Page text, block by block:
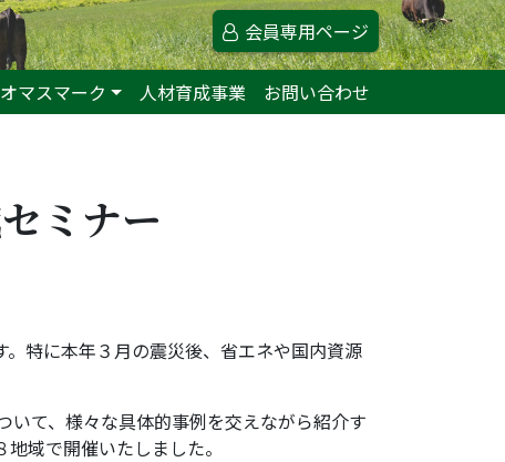
会員専用ページ
マスマーク 人材育成事業 お問い合わせ
ミナー
特に本年３月の震災後、省エネや国内資源
て、様々な具体的事例を交えながら紹介す
域で開催いたしました。